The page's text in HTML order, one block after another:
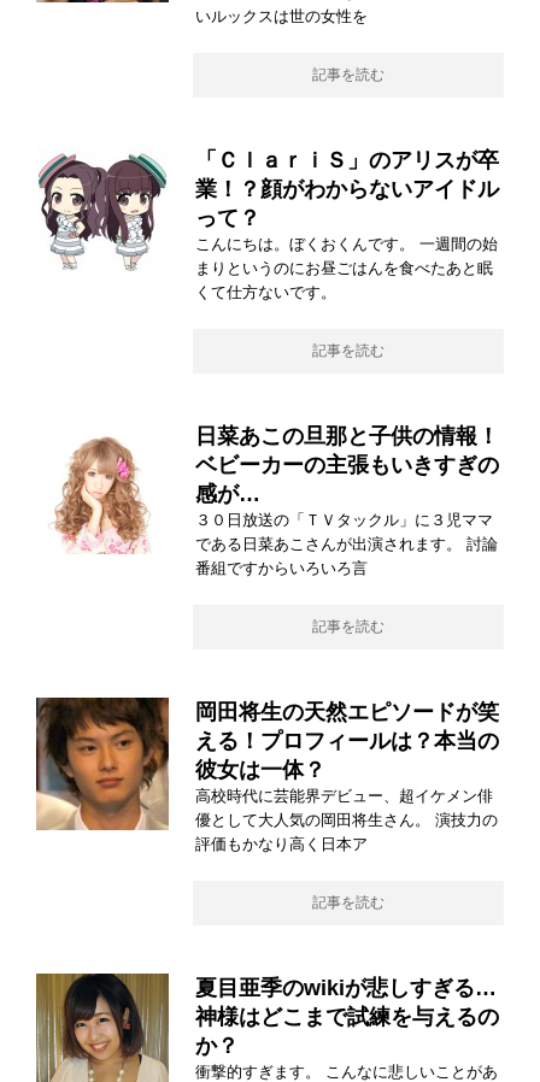
いルックスは世の女性を
記事を読む
「ＣｌａｒｉＳ」のアリスが卒
業！？顔がわからないアイドル
って？
こんにちは。ぼくおくんです。 一週間の始
まりというのにお昼ごはんを食べたあと眠
くて仕方ないです。
記事を読む
日菜あこの旦那と子供の情報！
ベビーカーの主張もいきすぎの
感が…
３０日放送の「ＴＶタックル」に３児ママ
である日菜あこさんが出演されます。 討論
番組ですからいろいろ言
記事を読む
岡田将生の天然エピソードが笑
える！プロフィールは？本当の
彼女は一体？
高校時代に芸能界デビュー、超イケメン俳
優として大人気の岡田将生さん。 演技力の
評価もかなり高く日本ア
記事を読む
夏目亜季のwikiが悲しすぎる…
神様はどこまで試練を与えるの
か？
衝撃的すぎます。 こんなに悲しいことがあ